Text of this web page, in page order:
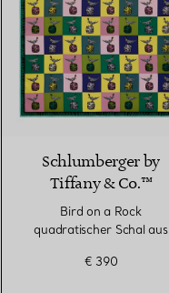
Schlumberger by
Tiffany & Co.™
Bird on a Rock
quadratischer Schal aus
€ 390